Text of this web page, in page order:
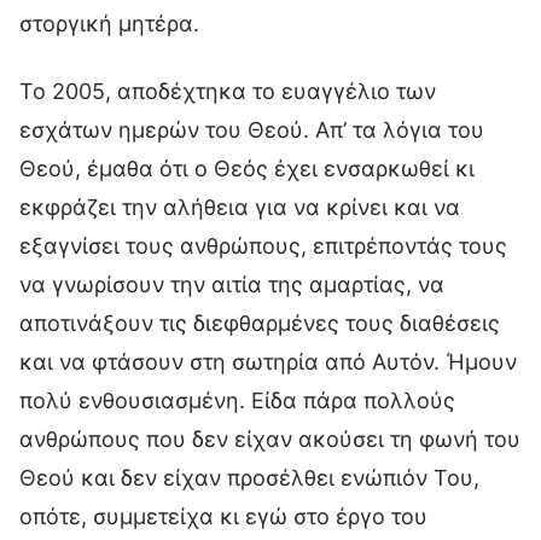
στοργική μητέρα.
Το 2005, αποδέχτηκα το ευαγγέλιο των
εσχάτων ημερών του Θεού. Απ’ τα λόγια του
Θεού, έμαθα ότι ο Θεός έχει ενσαρκωθεί κι
εκφράζει την αλήθεια για να κρίνει και να
εξαγνίσει τους ανθρώπους, επιτρέποντάς τους
να γνωρίσουν την αιτία της αμαρτίας, να
αποτινάξουν τις διεφθαρμένες τους διαθέσεις
και να φτάσουν στη σωτηρία από Αυτόν. Ήμουν
πολύ ενθουσιασμένη. Είδα πάρα πολλούς
ανθρώπους που δεν είχαν ακούσει τη φωνή του
Θεού και δεν είχαν προσέλθει ενώπιόν Του,
οπότε, συμμετείχα κι εγώ στο έργο του